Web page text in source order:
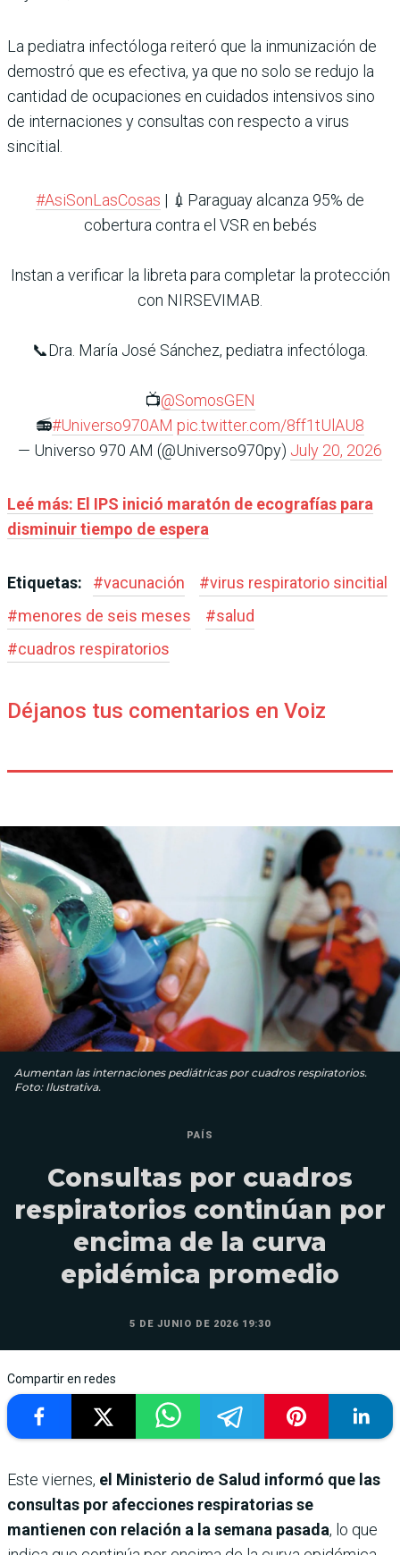
La pediatra infectóloga reiteró que la inmunización de
demostró que es efectiva, ya que no solo se redujo la
cantidad de ocupaciones en cuidados intensivos sino
de internaciones y consultas con respecto a virus
sincitial.
#AsiSonLasCosas | 💉Paraguay alcanza 95% de
cobertura contra el VSR en bebés
Instan a verificar la libreta para completar la protección
con NIRSEVIMAB.
📞Dra. María José Sánchez, pediatra infectóloga.
📺@SomosGEN
📻#Universo970AM pic.twitter.com/8ff1tUlAU8
— Universo 970 AM (@Universo970py) July 20, 2026
Leé más: El IPS inició maratón de ecografías para
disminuir tiempo de espera
Etiquetas: #vacunación #virus respiratorio sincitial
#menores de seis meses #salud
#cuadros respiratorios
Déjanos tus comentarios en Voiz
Aumentan las internaciones pediátricas por cuadros respiratorios.
Foto: Ilustrativa.
PAÍS
Consultas por cuadros
respiratorios continúan por
encima de la curva
epidémica promedio
5 DE JUNIO DE 2026 19:30
Compartir en redes
Este viernes, el Ministerio de Salud informó que las
consultas por afecciones respiratorias se
mantienen con relación a la semana pasada, lo que